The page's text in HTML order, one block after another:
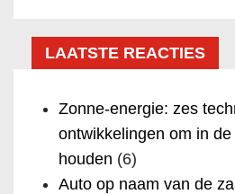
LAATSTE REACTIES
Zonne-energie: zes
ontwikkelingen om in
houden (6)
Auto op naam van de